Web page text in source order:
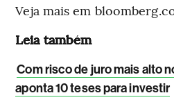
Veja mais em
Leia também
Com risco de juro mais alto
aponta 10 teses para investir